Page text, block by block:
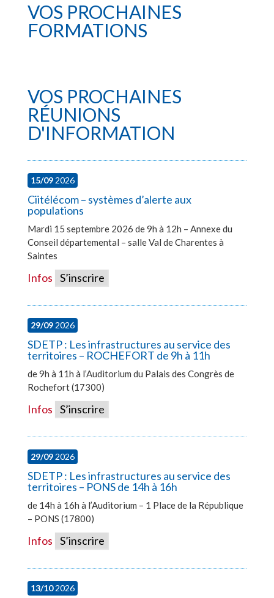
VOS PROCHAINES
FORMATIONS
VOS PROCHAINES
RÉUNIONS
D'INFORMATION
15/092026
Ciitélécom – systèmes d’alerte aux
populations
Mardi 15 septembre 2026 de 9h à 12h – Annexe du
Conseil départemental – salle Val de Charentes à
Saintes
Infos S’inscrire
29/092026
SDETP : Les infrastructures au service des
territoires – ROCHEFORT de 9h à 11h
de 9h à 11h à l’Auditorium du Palais des Congrès de
Rochefort (17300)
Infos S’inscrire
29/092026
SDETP : Les infrastructures au service des
territoires – PONS de 14h à 16h
de 14h à 16h à l’Auditorium – 1 Place de la République
– PONS (17800)
Infos S’inscrire
13/102026